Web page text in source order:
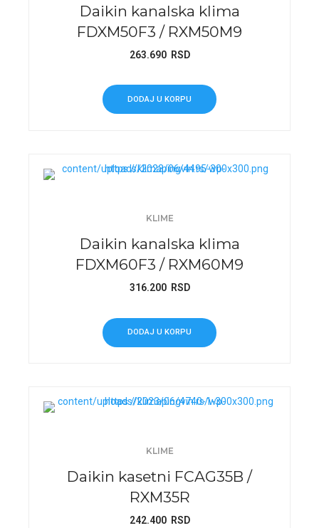
Daikin kanalska klima
FDXM50F3 / RXM50M9
263.690 RSD
DODAJ U KORPU
KLIME
Daikin kanalska klima
FDXM60F3 / RXM60M9
316.200 RSD
DODAJ U KORPU
KLIME
Daikin kasetni FCAG35B /
RXM35R
242.400 RSD